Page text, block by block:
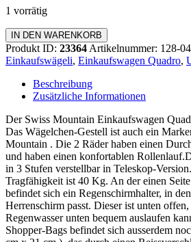
1 vorrätig
Einkaufswagen
Quadro
Menge
IN DEN WARENKORB
Produkt ID: 23364 Artikelnummer: 128-
Einkaufswägeli, Einkaufswagen Quadro,
Beschreibung
Zusätzliche Informationen
Der Swiss Mountain Einkaufswagen
Das Wägelchen-Gestell ist auch ein
Mountain . Die 2 Räder haben einen
und haben einen konfortablen
in 3 Stufen verstellbar in Teleskop-
Tragfähigkeit ist 40 Kg. An der einen
befindet sich ein Regenschirmhalter, in
Herrenschirm passt. Dieser ist unten offen,
Regenwasser unten bequem auslaufen
Shopper-Bags befindet sich ausserdem